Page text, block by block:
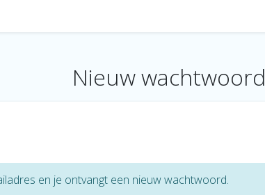
Nieuw
en je ontvangt een nieuw wachtwoord.